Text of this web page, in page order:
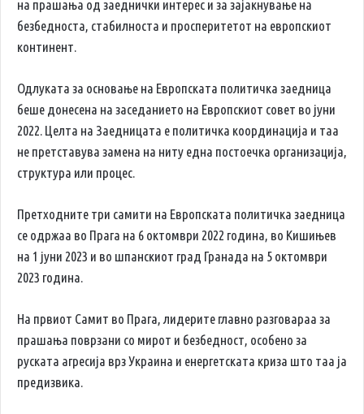
на прашања од заеднички интерес и за зајакнување на
безбедноста, стабилноста и просперитетот на европскиот
континент.
Одлуката за основање на Европската политичка заедница
беше донесена на заседанието на Европскиот совет во јуни
2022. Целта на Заедницата е политичка координација и таа
не претставува замена на ниту една постоечка организација,
структура или процес.
Претходните три самити на Европската политичка заедница
се одржаа во Прага на 6 октомври 2022 година, во Кишињев
на 1 јуни 2023 и во шпанскиот град Гранада на 5 октомври
2023 година.
На првиот Самит во Прага, лидерите главно разговараа за
прашања поврзани со мирот и безбедност, особено за
руската агресија врз Украина и енергетската криза што таа ја
предизвика.